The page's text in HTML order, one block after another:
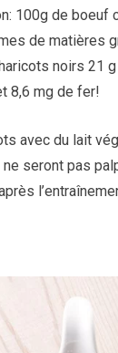
100g de boeuf
de matières
noirs 21
8,6 mg de fer!
avec du lait
seront pas